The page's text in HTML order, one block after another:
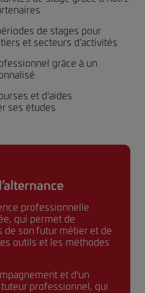
de stages pour
et secteurs d’activités
grâce à un
et d'aides
ses études
professionnelle
qui permet de
de son futur métier et de
outils et les méthodes
et d'un
professionnel, qui